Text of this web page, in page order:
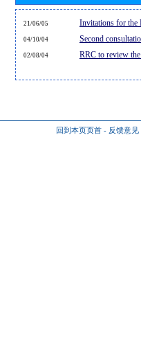
21/06/05 Invitations for the
04/10/04 Second
02/08/04 RRC to review
回到本页页首 - 反馈意见